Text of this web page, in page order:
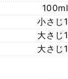
100ml
小さじ1
大さじ1
大さじ1